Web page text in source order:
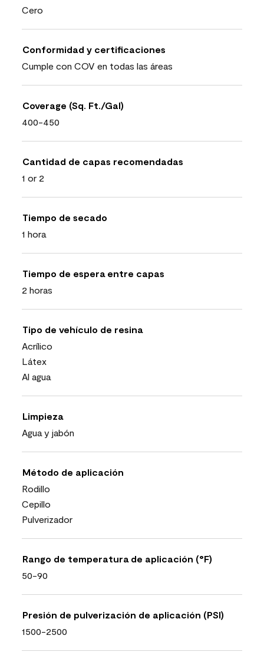
Cero
Conformidad y certificaciones
Cumple con COV en todas las áreas
Coverage (Sq. Ft./Gal)
400-450
Cantidad de capas recomendadas
1 or 2
Tiempo de secado
1 hora
Tiempo de espera entre capas
2 horas
Tipo de vehículo de resina
Acrílico
Látex
Al agua
Limpieza
Agua y jabón
Método de aplicación
Rodillo
Cepillo
Pulverizador
Rango de temperatura de aplicación (°F)
50-90
Presión de pulverización de aplicación (PSI)
1500-2500